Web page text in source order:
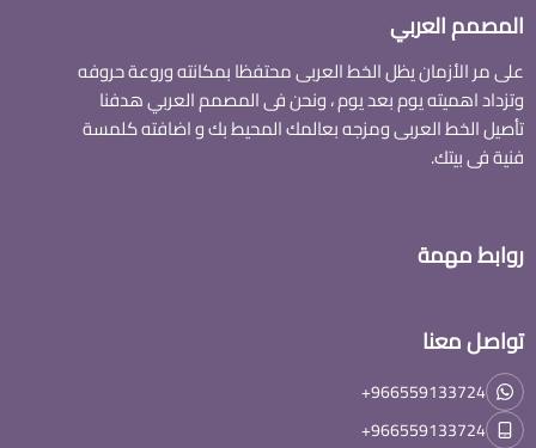
المصمم العربي
على مر الأزمان يظل الخط العربى محتفظا بمكانته وروعة حروفه
وتزداد اهميته يوم بعد يوم ، ونحن فى المصمم العربي هدفنا
تأصيل الخط العربى ومزجه بعالمك المحيط بك و اضافته كلمسة
فنية فى بيتك.
روابط مهمة
تواصل معنا
+966559133724
+966559133724